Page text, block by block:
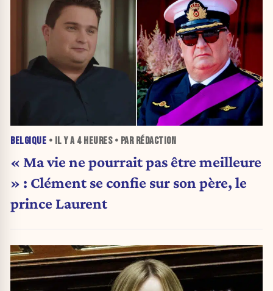
BELGIQUE • IL Y A 4 HEURES• PAR RÉDACTION
« Ma vie ne pourrait pas être meilleure
» : Clément se confie sur son père, le
prince Laurent